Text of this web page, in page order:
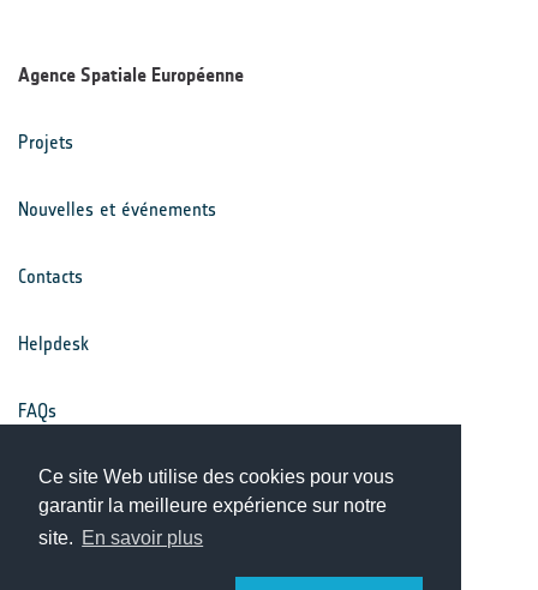
Ce site Web utilise des cookies pour vous
garantir la meilleure expérience sur notre
site. En savoir plus
Agence Spatiale Européenne
Projets
Nouvelles et événements
Contacts
Helpdesk
FAQs
Conditions générales
Avis de confidentialité